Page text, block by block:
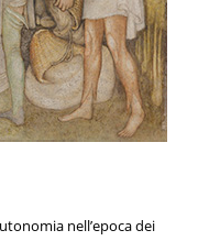
nell’epoca dei